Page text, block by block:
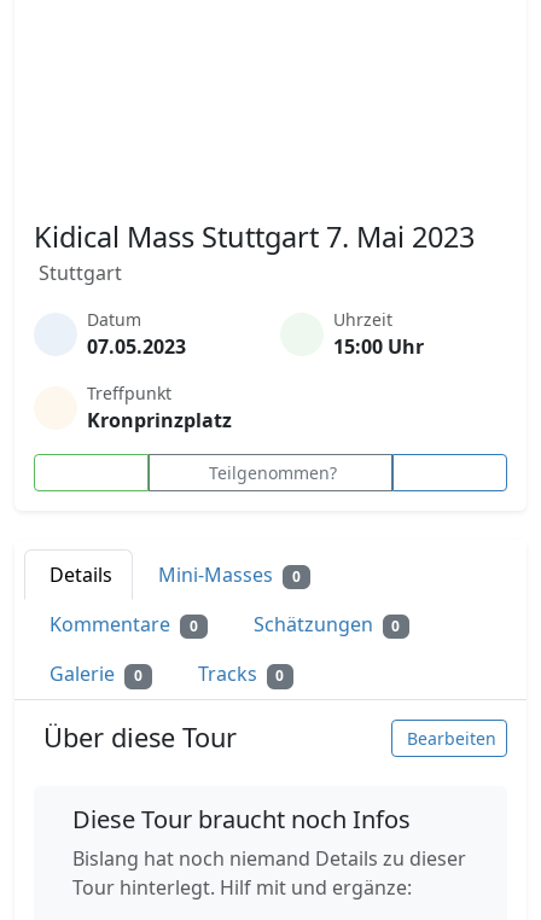
Kidical Mass Stuttgart 7. Mai 2023
Stuttgart
Datum
07.05.2023
Uhrzeit
15:00 Uhr
Treffpunkt
Kronprinzplatz
Teilgenommen?
Details Mini-Masses 0
Kommentare 0 Schätzungen 0
Galerie 0 Tracks 0
Über diese Tour Bearbeiten
Diese Tour braucht noch Infos
Bislang hat noch niemand Details zu dieser
Tour hinterlegt. Hilf mit und ergänze: